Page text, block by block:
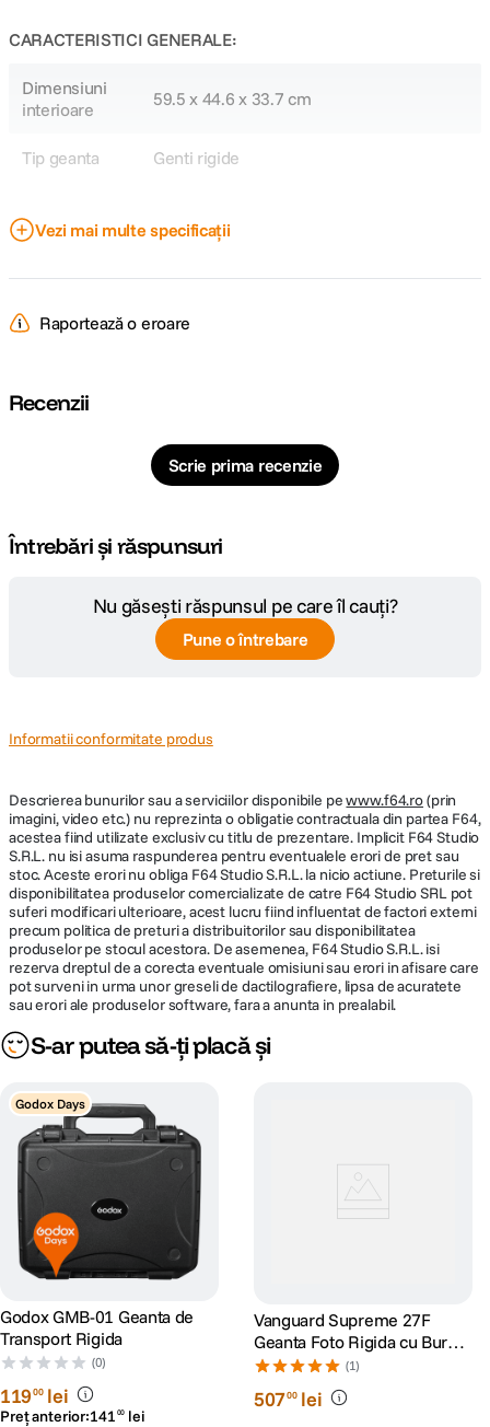
CARACTERISTICI GENERALE:
Dimensiuni
interioare
59.5 x 44.6 x 33.7 cm
Tip geanta Genti rigide
DETALII PRODUCATOR
Vezi mai multe specificații
Raportează o eroare
Recenzii
Scrie prima recenzie
Întrebări și răspunsuri
Nu găsești răspunsul pe care îl cauți?
Pune o întrebare
Informatii conformitate produs
Descrierea bunurilor sau a serviciilor disponibile pewww.f64.ro(prin
imagini, video etc.) nu reprezinta o obligatie contractuala din partea F64,
acestea fiind utilizate exclusiv cu titlu de prezentare. Implicit F64 Studio
S.R.L. nu isi asuma raspunderea pentru eventualele erori de pret sau
stoc. Aceste erori nu obliga F64 Studio S.R.L. la nicio actiune. Preturile si
disponibilitatea produselor comercializate de catre F64 Studio SRL pot
suferi modificari ulterioare, acest lucru fiind influentat de factori externi
precum politica de preturi a distribuitorilor sau disponibilitatea
produselor pe stocul acestora. De asemenea, F64 Studio S.R.L. isi
rezerva dreptul de a corecta eventuale omisiuni sau erori in afisare care
pot surveni in urma unor greseli de dactilografiere, lipsa de acuratete
sau erori ale produselor software, fara a anunta in prealabil.
S-ar putea să-ți placă și
Godox Days
Godox GMB-01 Geanta de
Transport Rigida
(0)
11900 lei
Preț anterior:141 00 lei
Vanguard Supreme 27F
Geanta Foto Rigida cu Burete
Interior
(1)
50700 lei